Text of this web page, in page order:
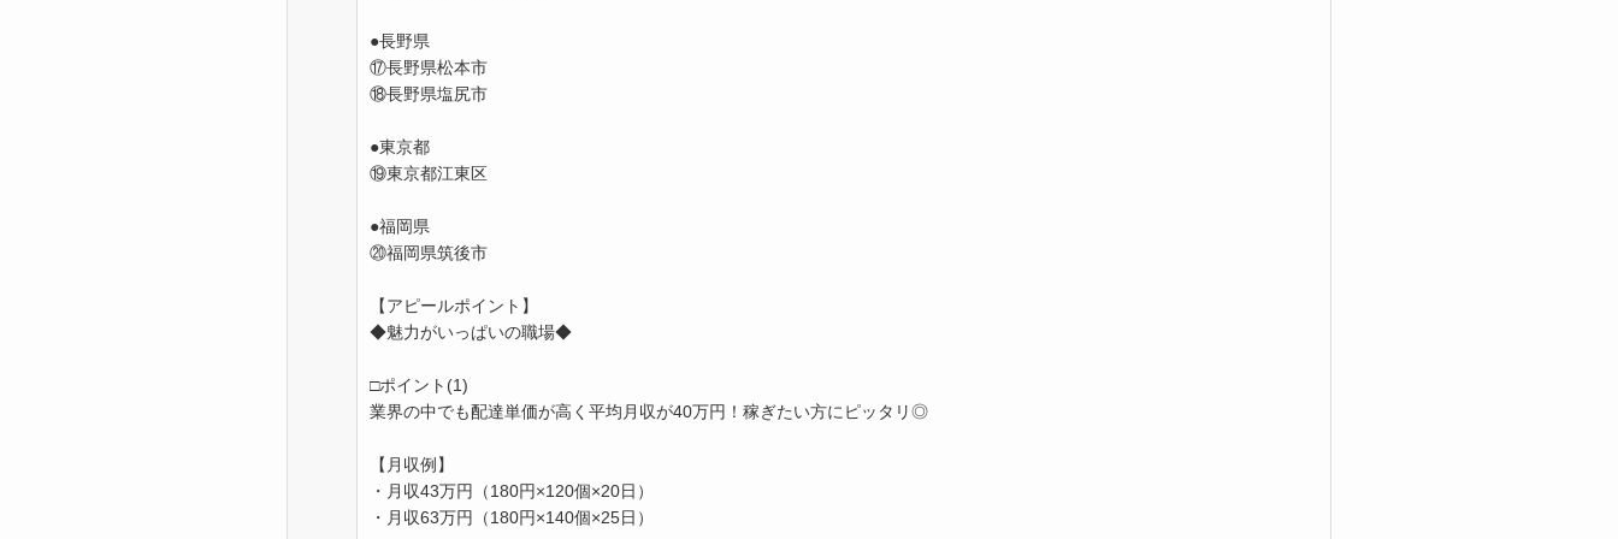
●長野県
⑰長野県松本市
⑱長野県塩尻市
●東京都
⑲東京都江東区
●福岡県
⑳福岡県筑後市
【アピールポイント】
◆魅力がいっぱいの職場◆
□ポイント(1)
業界の中でも配達単価が高く平均月収が40万円！稼ぎたい方にピッタリ◎
【月収例】
・月収43万円（180円×120個×20日）
・月収63万円（180円×140個×25日）